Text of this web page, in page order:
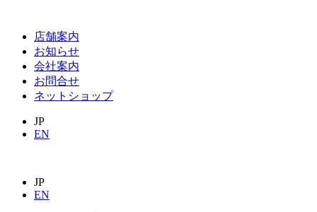
店舗案内
お知らせ
会社案内
お問合せ
ネットショップ
JP
EN
JP
EN